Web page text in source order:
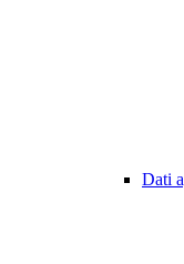
Dati